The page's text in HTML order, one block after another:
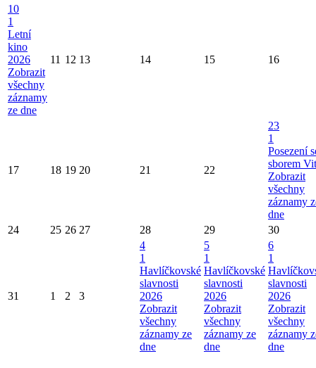
10
1
Letní
kino
2026
Zobrazit
všechny
záznamy
ze dne
11 12 13 14 15 16
17 18 19 20 21 22
23
1
Posezení
sborem
Zobrazit
všechny
záznamy
dne
24
25 26 27 28 29 30
31 1 2 3
4
1
Havlíčkovské
slavnosti
2026
Zobrazit
všechny
záznamy ze
dne
5
1
Havlíčkovské
slavnosti
2026
Zobrazit
všechny
záznamy ze
dne
6
1
slavnosti
2026
Zobrazit
všechny
záznamy
dne